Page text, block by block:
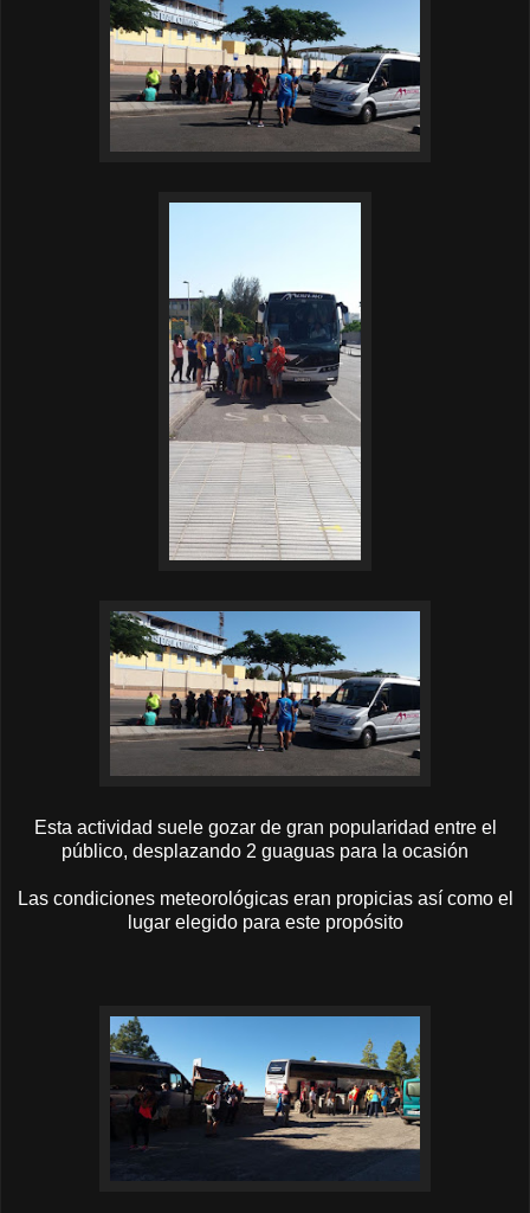
Esta actividad suele gozar de gran popularidad entre el
público, desplazando 2 guaguas para la ocasión
Las condiciones meteorológicas eran propicias así como el
lugar elegido para este propósito